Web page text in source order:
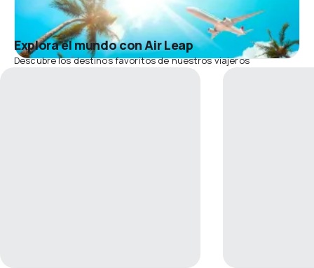
Explora el mundo con Air Leap
Descubre los destinos favoritos de nuestros viajeros